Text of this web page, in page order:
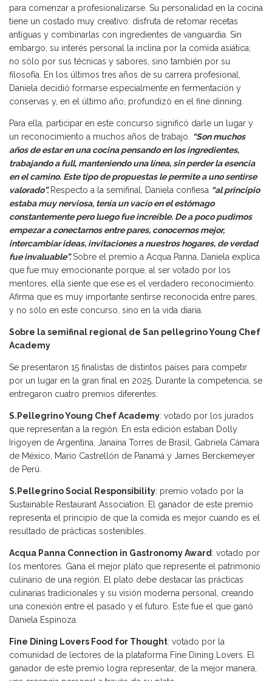
para comenzar a profesionalizarse. Su personalidad en la cocina
tiene un costado muy creativo: disfruta de retomar recetas
antiguas y combinarlas con ingredientes de vanguardia. Sin
embargo, su interés personal la inclina por la comida asiática;
no sólo por sus técnicas y sabores, sino también por su
filosofía. En los últimos tres años de su carrera profesional,
Daniela decidió formarse especialmente en fermentación y
conservas y, en el último año, profundizó en el fine dinning.
Para ella, participar en este concurso significó darle un lugar y
un reconocimiento a muchos años de trabajo. “Son muchos
años de estar en una cocina pensando en los ingredientes,
trabajando a full, manteniendo una línea, sin perder la esencia
en el camino. Este tipo de propuestas le permite a uno sentirse
valorado”. Respecto a la semifinal, Daniela confiesa “al principio
estaba muy nerviosa, tenía un vacío en el estómago
constantemente pero luego fue increíble. De a poco pudimos
empezar a conectarnos entre pares, conocernos mejor,
intercambiar ideas, invitaciones a nuestros hogares, de verdad
fue invaluable”.Sobre el premio a Acqua Panna, Daniela explica
que fue muy emocionante porque, al ser votado por los
mentores, ella siente que ese es el verdadero reconocimiento.
Afirma que es muy importante sentirse reconocida entre pares,
y no sólo en este concurso, sino en la vida diaria.
Sobre la semifinal regional de San pellegrino Young Chef
Academy
Se presentaron 15 finalistas de distintos países para competir
por un lugar en la gran final en 2025. Durante la competencia, se
entregaron cuatro premios diferentes:
S.Pellegrino Young Chef Academy: votado por los jurados
que representan a la región. En esta edición estaban Dolly
Irigoyen de Argentina, Janaína Torres de Brasil, Gabriela Cámara
de México, Mario Castrellón de Panamá y James Berckemeyer
de Perú.
S.Pellegrino Social Responsibility: premio votado por la
Sustainable Restaurant Association. El ganador de este premio
representa el principio de que la comida es mejor cuando es el
resultado de prácticas sostenibles.
Acqua Panna Connection in Gastronomy Award: votado por
los mentores. Gana el mejor plato que represente el patrimonio
culinario de una región. El plato debe destacar las prácticas
culinarias tradicionales y su visión moderna personal, creando
una conexión entre el pasado y el futuro. Este fue el que ganó
Daniela Espinoza.
Fine Dining Lovers Food for Thought: votado por la
comunidad de lectores de la plataforma Fine Dining Lovers. El
ganador de este premio logra representar, de la mejor manera,